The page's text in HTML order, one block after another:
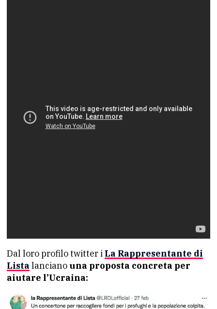
Dal loro profilo twitter i La Rappresentante di
Lista lanciano una proposta concreta per
aiutare l’Ucraina: